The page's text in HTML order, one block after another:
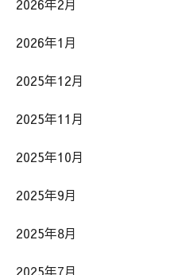
2026年2月
2026年1月
2025年12月
2025年11月
2025年10月
2025年9月
2025年8月
2025年7月